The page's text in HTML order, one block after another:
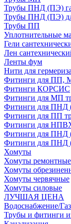
Трубы ПНД (ПЭ)
Трубы ПНД (ПЭ)
Трубы ПП
Уплотнительные
Гели
Лен
Ленты фум
Нити для
Фитинги для ПП,
Фитинги КОРСИС
Фитинги для МП
Фитинги для ПНД
Фитинги для ПП
Фитинги для
Фитинги для ПНД
Фитинги для ПНД
Хомуты
Хомуты ремонтные
Хомуты
Хомуты червячные
Хомуты силовые
ЛУЧШАЯ ЦЕНА
Водоснабжение/
Трубы и фитинги